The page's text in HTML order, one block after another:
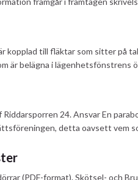
till fläktar som sitter på
är belägna i lägenhetsfönstrens
Riddarsporren 24. Ansvar En
detta oavsett vem
(PDF-format). Skötsel- och